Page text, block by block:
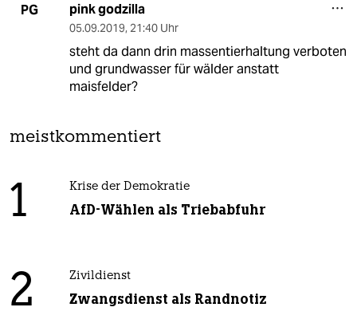
PG pink godzilla
05.09.2019, 21:40 Uhr
steht da dann drin massentierhaltung verboten
und grundwasser für wälder anstatt
maisfelder?
meistkommentiert
1 Krise der Demokratie
AfD-Wählen als Triebabfuhr
2 Zivildienst
Zwangsdienst als Randnotiz